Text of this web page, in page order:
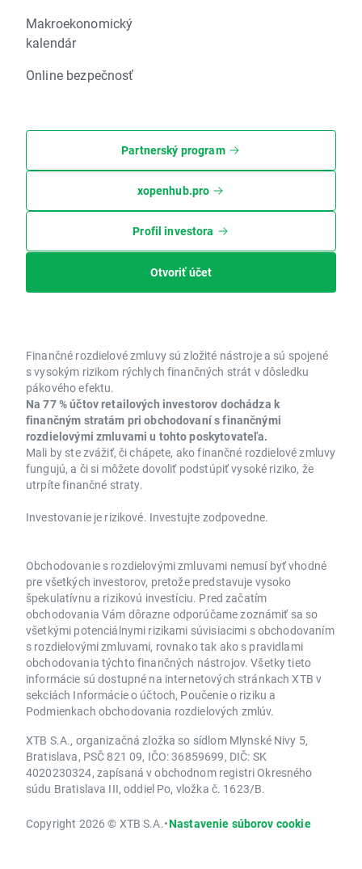
Makroekonomický
kalendár
Online bezpečnosť
Partnerský program
xopenhub.pro
Profil investora
Otvoriť účet
Finančné rozdielové zmluvy sú zložité nástroje a sú spojené
s vysokým rizikom rýchlych finančných strát v dôsledku
pákového efektu.
Na 77 % účtov retailových investorov dochádza k
finančným stratám pri obchodovaní s finančnými
rozdielovými zmluvami u tohto poskytovateľa.
Mali by ste zvážiť, či chápete, ako finančné rozdielové zmluvy
fungujú, a či si môžete dovoliť podstúpiť vysoké riziko, že
utrpíte finančné straty.
Investovanie je rizikové. Investujte zodpovedne.
Obchodovanie s rozdielovými zmluvami nemusí byť vhodné
pre všetkých investorov, pretože predstavuje vysoko
špekulatívnu a rizikovú investíciu. Pred začatím
obchodovania Vám dôrazne odporúčame zoznámiť sa so
všetkými potenciálnymi rizikami súvisiacimi s obchodovaním
s rozdielovými zmluvami, rovnako tak ako s pravidlami
obchodovania týchto finančných nástrojov. Všetky tieto
informácie sú dostupné na internetových stránkach XTB v
sekciách Informácie o účtoch, Poučenie o riziku a
Podmienkach obchodovania rozdielových zmlúv.
XTB S.A., organizačná zložka so sídlom Mlynské Nivy 5,
Bratislava, PSČ 821 09, IČO: 36859699, DIČ: SK
4020230324, zapísaná v obchodnom registri Okresného
súdu Bratislava III, oddiel Po, vložka č. 1623/B.
Copyright 2026 © XTB S.A.•Nastavenie súborov cookie